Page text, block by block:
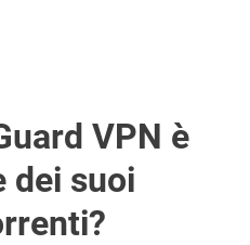
VPN è
dei suoi